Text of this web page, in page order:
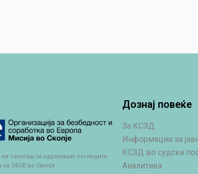
секогаш ги одразуваат погледите
на ОБСЕ во Скопје
Дознај повеќе
За КСЗД
Информации за
КСЗД во судски
Аналитика